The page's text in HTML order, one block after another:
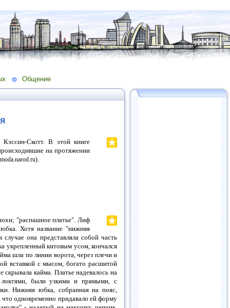
Общение
Кэссин-Скотт.В этой книге
на протяжении
"распашное платье". Лиф
Хотя название "нижняя
она представляла собой часть
укрепленный китовым усом, кончался
шла по линии ворота, через плечи и
вставкой с мысом, богато расшитой
кайма. Платье надевалось на
были узкими и прямыми, с
Нижняя юбка, собранная на пояс,
что одновременно придавало ей форму